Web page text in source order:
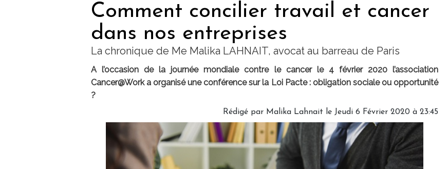
Comment concilier travail et cancer
dans nos entreprises
La chronique de Me Malika LAHNAIT, avocat au barreau de Paris
A l’occasion de la journée mondiale contre le cancer le 4 février 2020 l’association
Cancer@Worka organisé une conférence sur la Loi Pacte : obligation sociale ou opportunité
?
Rédigé par Malika Lahnait le Jeudi 6 Février 2020 à 23:45